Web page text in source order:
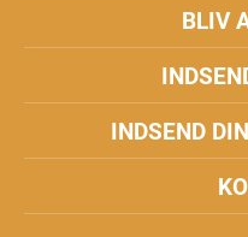
BLIV
INDSEND